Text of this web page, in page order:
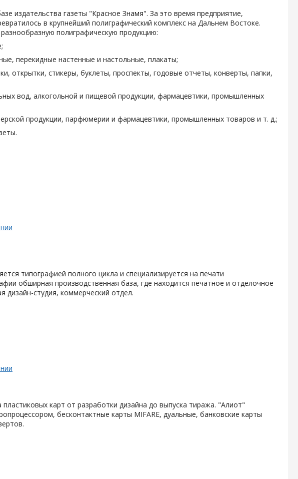
издательства газеты "Красное Знамя". За это время предприятие,
в крупнейший полиграфический комплекс на Дальнем Востоке.
полиграфическую продукцию:
перекидные настенные и настольные, плакаты;
открытки, стикеры, буклеты, проспекты, годовые отчеты, конверты, папки,
вод, алкогольной и пищевой продукции, фармацевтики, промышленных
продукции, парфюмерии и фармацевтики, промышленных товаров и т. д.;
типографией полного цикла и специализируется на печати
обширная производственная база, где находится печатное и отделочное
дизайн-студия, коммерческий отдел.
карт от разработки дизайна до выпуска тиража. "Алиот"
бесконтактные карты MIFARE, дуальные, банковские карты